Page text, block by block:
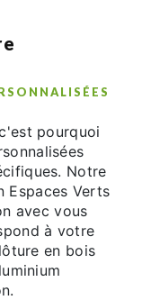
pourquoi
Notre
Espaces Verts
avec vous
à votre
en bois